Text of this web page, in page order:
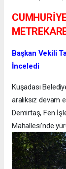
Başkan Vekili
İnceledi
Kuşadası
aralıksız devam
Demirtaş, Fen
Mahallesi’nde